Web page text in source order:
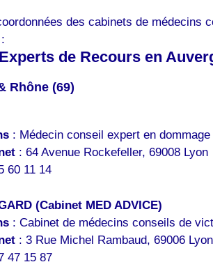
des cabinets de
de Recours en
Rhône (69)
: Médecin conseil expert en
: 64 Avenue Rockefeller, 69008 Lyon
60 11 14
(Cabinet MED ADVICE)
: Cabinet de médecins conseils de
: 3 Rue Michel Rambaud, 69006 Lyon
47 15 87